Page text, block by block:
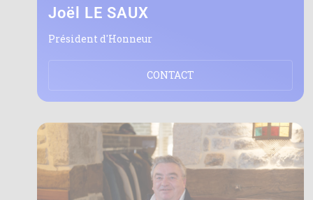
Joël LE SAUX
Président d'Honneur
CONTACT